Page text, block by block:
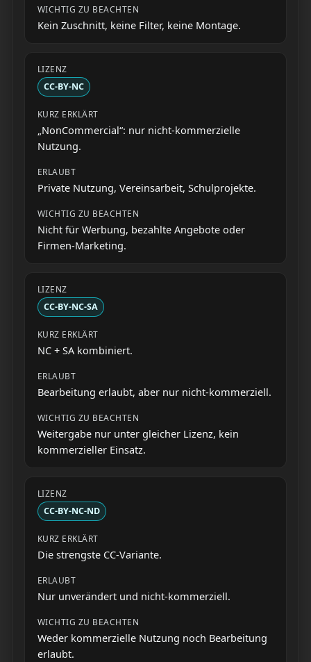
Kein Zuschnitt, keine Filter, keine Montage.
CC-BY-NC
„NonCommercial“: nur nicht-kommerzielle
Nutzung.
Private Nutzung, Vereinsarbeit, Schulprojekte.
Nicht für Werbung, bezahlte Angebote oder
Firmen-Marketing.
CC-BY-NC-SA
NC + SA kombiniert.
Bearbeitung erlaubt, aber nur nicht-kommerziell.
Weitergabe nur unter gleicher Lizenz, kein
kommerzieller Einsatz.
CC-BY-NC-ND
Die strengste CC-Variante.
Nur unverändert und nicht-kommerziell.
Weder kommerzielle Nutzung noch Bearbeitung
erlaubt.